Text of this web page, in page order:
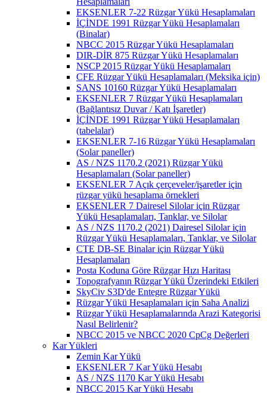
EKSENLER 7-22 Rüzgar Yükü Hesaplamaları
İÇİNDE 1991 Rüzgar Yükü Hesaplamaları
(Binalar)
NBCC 2015 Rüzgar Yükü Hesaplamaları
DIR-DİR 875 Rüzgar Yükü Hesaplamaları
NSCP 2015 Rüzgar Yükü Hesaplamaları
CFE Rüzgar Yükü Hesaplamaları (Meksika için)
SANS 10160 Rüzgar Yükü Hesaplamaları
EKSENLER 7 Rüzgar Yükü Hesaplamaları
(Bağlantısız Duvar / Katı İşaretler)
İÇİNDE 1991 Rüzgar Yükü Hesaplamaları
(tabelalar)
EKSENLER 7-16 Rüzgar Yükü Hesaplamaları
(Solar paneller)
AS / NZS 1170.2 (2021) Rüzgar Yükü
Hesaplamaları (Solar paneller)
EKSENLER 7 Açık çerçeveler/işaretler için
rüzgar yükü hesaplama örnekleri
EKSENLER 7 Dairesel Silolar için Rüzgar
Yükü Hesaplamaları, Tanklar, ve Silolar
AS / NZS 1170.2 (2021) Dairesel Silolar için
Rüzgar Yükü Hesaplamaları, Tanklar, ve Silolar
CTE DB-SE Binalar için Rüzgar Yükü
Hesaplamaları
Posta Koduna Göre Rüzgar Hızı Haritası
Topografyanın Rüzgar Yükü Üzerindeki Etkileri
SkyCiv S3D'de Entegre Rüzgar Yükü
Rüzgar Yükü Hesaplamaları için Saha Analizi
Rüzgar Yükü Hesaplamalarında Arazi Kategorisi
Nasıl Belirlenir?
NBCC 2015 ve NBCC 2020 CpCg Değerleri
Kar Yükleri
Zemin Kar Yükü
EKSENLER 7 Kar Yükü Hesabı
AS / NZS 1170 Kar Yükü Hesabı
NBCC 2015 Kar Yükü Hesabı